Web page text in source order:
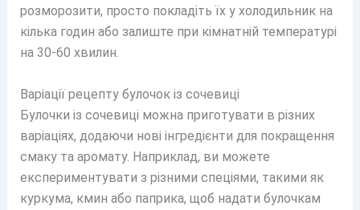
розморозити, просто покладіть їх у холодильник на
кілька годин або залиште при кімнатній температурі
на 30-60 хвилин.
Варіації рецепту булочок із сочевиці
Булочки із сочевиці можна приготувати в різних
варіаціях, додаючи нові інгредієнти для покращення
смаку та аромату. Наприклад, ви можете
експериментувати з різними спеціями, такими як
куркума, кмин або паприка, щоб надати булочкам